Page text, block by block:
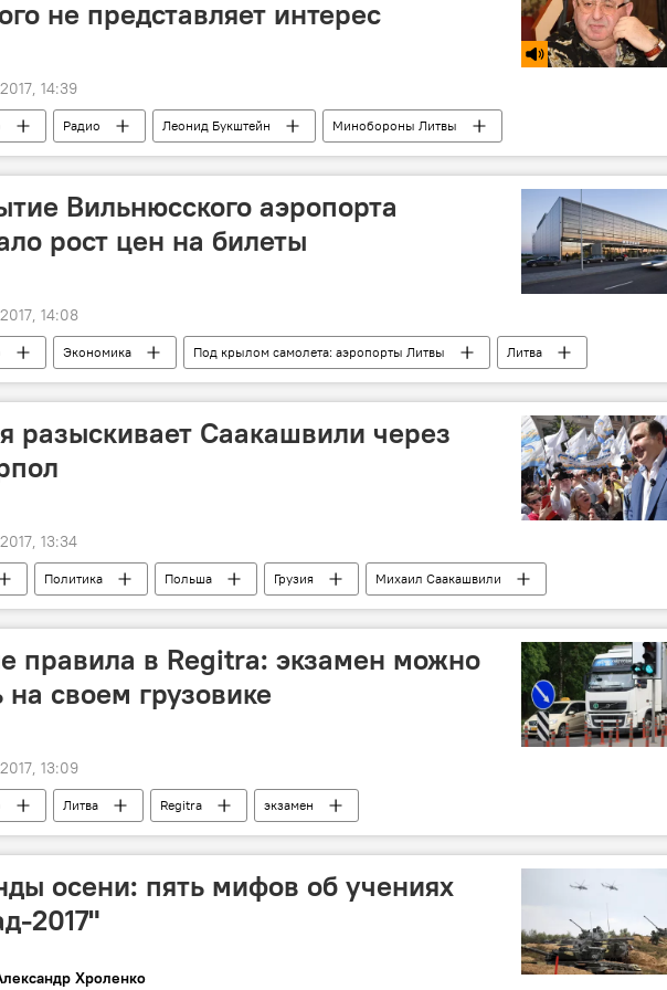
не представляет интерес
14:39
Радио Леонид Букштейн
Минобороны Литвы
кибербезопасности в Литве
кибербезопасность антивирус
Вильнюсского аэропорта
рост цен на билеты
14:08
Экономика Под крылом самолета: аэропорты Литвы
Литва
аэропорт
разыскивает Саакашвили через
13:34
Политика Польша Грузия
Михаил Саакашвили
гражданство Литвы розыск
экс-президент
правила в Regitra: экзамен можно
на своем грузовике
13:09
Литва Regitrа экзамен
осени: пять мифов об учениях
2017"
Хроленко